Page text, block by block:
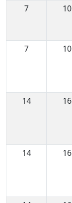
7
10
7
10
14
16
14
16